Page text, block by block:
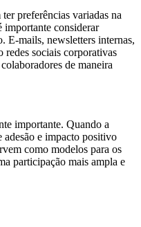
preferências variadas na
importante considerar
E-mails, newsletters internas,
redes sociais corporativas
de maneira
importante. Quando a
adesão e impacto positivo
como modelos para os
participação mais ampla e